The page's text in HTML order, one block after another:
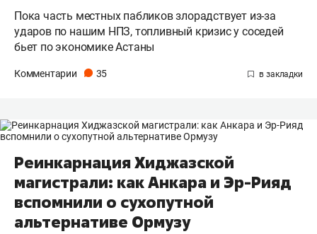
Пока часть местных пабликов злорадствует из-за
ударов по нашим НПЗ, топливный кризис у соседей
бьет по экономике Астаны
Комментарии 35
Реинкарнация Хиджазской
магистрали: как Анкара и Эр-Рияд
вспомнили о сухопутной
альтернативе Ормузу